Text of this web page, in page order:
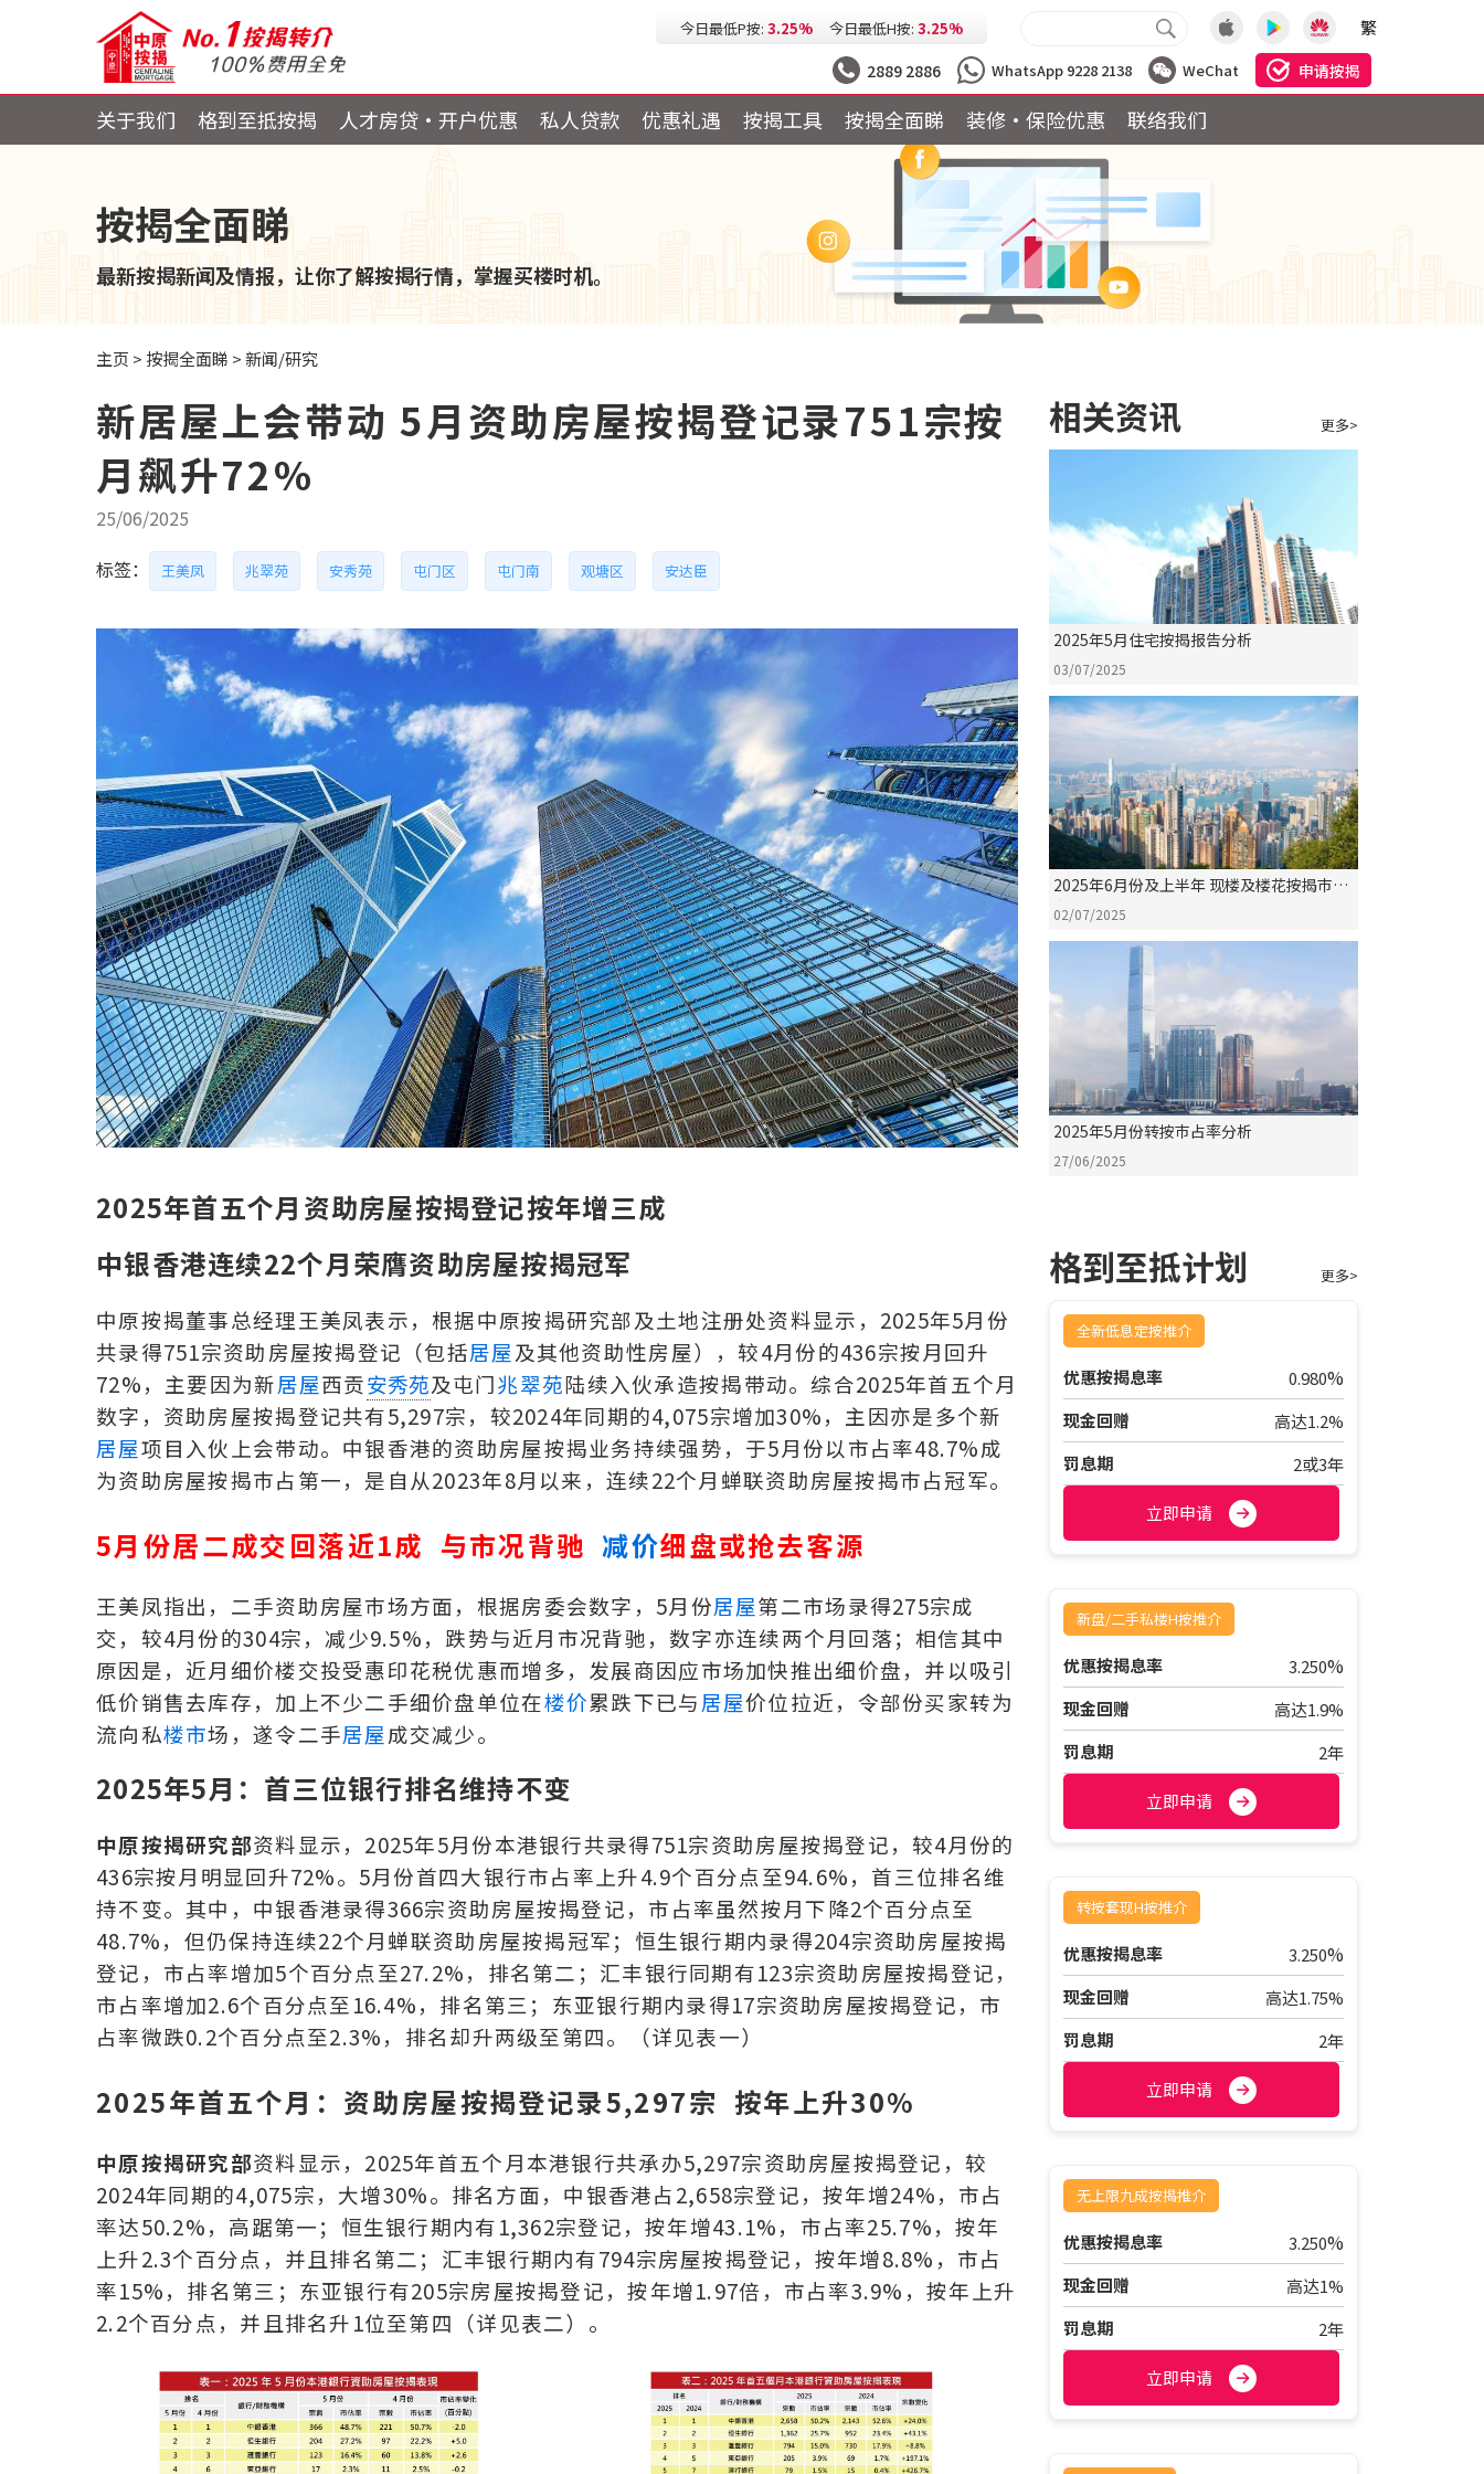
今日最低P按: 3.25% 今日最低H按: 3.25% 繁
2889 2886 WhatsApp 9228 2138 WeChat 申请按揭
关于我们 格到至抵按揭 人才房贷・开户优惠 私人贷款 优惠礼遇 按揭工具 按揭全面睇 装修·保险优惠 联络我们
按揭全面睇
最新按揭新闻及情报，让你了解按揭行情，掌握买楼时机。
主页 >按揭全面睇 >新闻/研究
新居屋上会带动 5月资助房屋按揭登记录751宗按
月飙升72%
25/06/2025
标签：
王美凤 兆翠苑 安秀苑 屯门区 屯门南 观塘区 安达臣
2025年首五个月资助房屋按揭登记按年增三成
中银香港连续22个月荣膺资助房屋按揭冠军
中原按揭董事总经理王美凤表示，根据中原按揭研究部及土地注册处资料显示，2025年5月份
共录得751宗资助房屋按揭登记（包括居屋及其他资助性房屋），较4月份的436宗按月回升
72%，主要因为新居屋西贡安秀苑及屯门兆翠苑陆续入伙承造按揭带动。综合2025年首五个月
数字，资助房屋按揭登记共有5,297宗，较2024年同期的4,075宗增加30%，主因亦是多个新
居屋项目入伙上会带动。中银香港的资助房屋按揭业务持续强势，于5月份以市占率48.7%成
为资助房屋按揭巿占第一，是自从2023年8月以来，连续22个月蝉联资助房屋按揭巿占冠军。
5月份居二成交回落近1成 与市况背驰 减价细盘或抢去客源
王美凤指出，二手资助房屋巿场方面，根据房委会数字，5月份居屋第二市场录得275宗成
交，较4月份的304宗，减少9.5%，跌势与近月市况背驰，数字亦连续两个月回落；相信其中
原因是，近月细价楼交投受惠印花税优惠而增多，发展商因应市场加快推出细价盘，并以吸引
低价销售去库存，加上不少二手细价盘单位在楼价累跌下已与居屋价位拉近，令部份买家转为
流向私楼市场，遂令二手居屋成交减少。
2025年5月：首三位银行排名维持不变
中原按揭研究部资料显示，2025年5月份本港银行共录得751宗资助房屋按揭登记，较4月份的
436宗按月明显回升72%。5月份首四大银行市占率上升4.9个百分点至94.6%，首三位排名维
持不变。其中，中银香港录得366宗资助房屋按揭登记，市占率虽然按月下降2个百分点至
48.7%，但仍保持连续22个月蝉联资助房屋按揭冠军；恒生银行期内录得204宗资助房屋按揭
登记，市占率增加5个百分点至27.2%，排名第二；汇丰银行同期有123宗资助房屋按揭登记，
市占率增加2.6个百分点至16.4%，排名第三；东亚银行期内录得17宗资助房屋按揭登记，市
占率微跌0.2个百分点至2.3%，排名却升两级至第四。（详见表一）
2025年首五个月：资助房屋按揭登记录5,297宗 按年上升30%
中原按揭研究部资料显示，2025年首五个月本港银行共承办5,297宗资助房屋按揭登记，较
2024年同期的4,075宗，大增30%。排名方面，中银香港占2,658宗登记，按年增24%，市占
率达50.2%，高踞第一；恒生银行期内有1,362宗登记，按年增43.1%，市占率25.7%，按年
上升2.3个百分点，并且排名第二；汇丰银行期内有794宗房屋按揭登记，按年增8.8%，市占
率15%，排名第三；东亚银行有205宗房屋按揭登记，按年增1.97倍，市占率3.9%，按年上升
2.2个百分点，并且排名升1位至第四（详见表二）。
相关资讯 更多>
2025年5月住宅按揭报告分析
03/07/2025
2025年6月份及上半年 现楼及楼花按揭巿占
率分析
02/07/2025
2025年5月份转按巿占率分析
27/06/2025
格到至抵计划 更多>
全新低息定按推介
优惠按揭息率 0.980%
现金回赠
高达1.2%
罚息期
2或3年
立即申请
新盘/二手私楼H按推介
优惠按揭息率 3.250%
现金回赠
高达1.9%
罚息期
2年
立即申请
转按套现H按推介
优惠按揭息率 3.250%
现金回赠
高达1.75%
罚息期
2年
立即申请
无上限九成按揭推介
优惠按揭息率 3.250%
现金回赠
高达1%
罚息期
2年
立即申请